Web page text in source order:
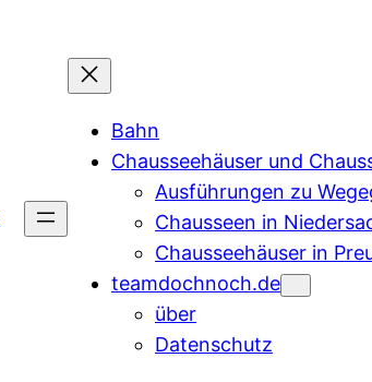
Bahn
Chausseehäuser und
Ausführungen zu
Chausseen in
Chausseehäuser in
teamdochnoch.de
über
Datenschutz